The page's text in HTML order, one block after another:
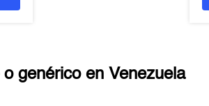
o genérico en Venezuela